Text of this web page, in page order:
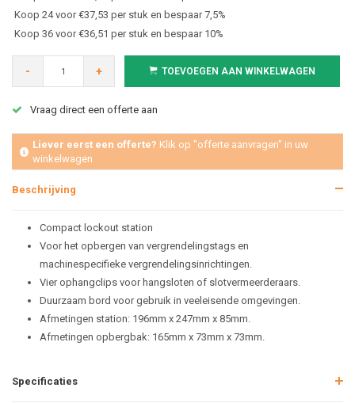
Koop 24 voor €37,53 per stuk en bespaar 7,5%
Koop 36 voor €36,51 per stuk en bespaar 10%
- + TOEVOEGEN AAN WINKELWAGEN
Vraag direct een offerte aan
Liever eerst een offerte? Klik op "offerte aanvragen" in uw
winkelwagen
Beschrijving
Compact lockout station
Voor het opbergen van vergrendelingstags en
machinespecifieke vergrendelingsinrichtingen.
Vier ophangclips voor hangsloten of slotvermeerderaars.
Duurzaam bord voor gebruik in veeleisende omgevingen.
Afmetingen station: 196mm x 247mm x 85mm.
Afmetingen opbergbak: 165mm x 73mm x 73mm.
Specificaties